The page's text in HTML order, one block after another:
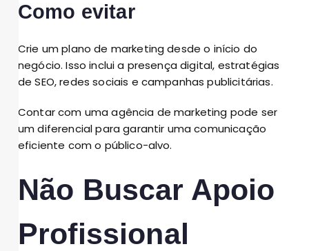
Como evitar
Crie um plano de marketing desde o início do
negócio. Isso inclui a presença digital, estratégias
de SEO, redes sociais e campanhas publicitárias.
Contar com uma agência de marketing pode ser
um diferencial para garantir uma comunicação
eficiente com o público-alvo.
Não Buscar Apoio
Profissional